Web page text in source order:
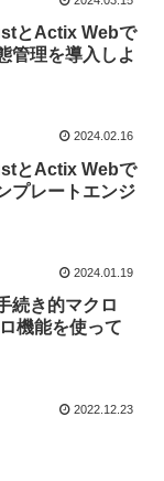
とActix Webで
管理を導入しよ
2024.02.16
とActix Webで
プレートエンジ
2024.01.19
続き的マクロ
機能を使って
2022.12.23